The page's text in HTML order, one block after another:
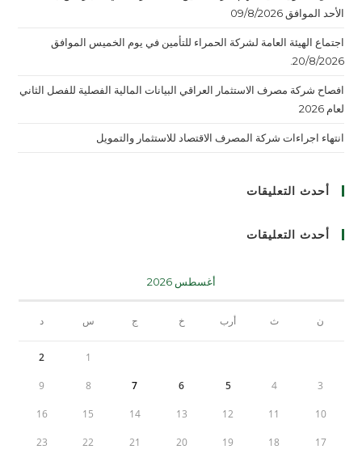
الأحد الموافق 09/8/2026
اجتماع الهيئة العامة لشركة الحمراء للتأمين في يوم الخميس الموافق
20/8/2026.
افصاح شركة مصرف الاستثمار العراقي البيانات المالية الفصلية للفصل الثاني
لعام 2026
انتهاء اجراءات شركة المصرف الاقتصاد للاستثمار والتمويل
أحدث التعليقات
أحدث التعليقات
أغسطس 2026
ن ث أرب خ ج س د
1
2
3
4
5
6
7
8
9
10
11
12
13
14
15
16
17
18
19
20
21
22
23